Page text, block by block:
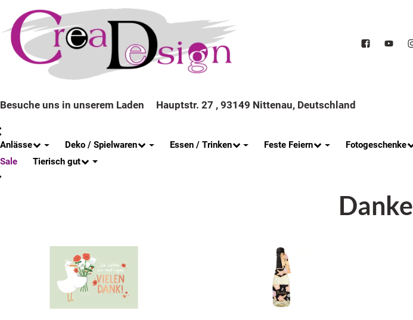
Besuche uns in unserem Laden Hauptstr. 27 , 93149 Nittenau, Deutschland
Anlässe Deko / Spielwaren Essen / Trinken Feste Feiern Fotogeschenke
Sale
Tierisch gut
Danke